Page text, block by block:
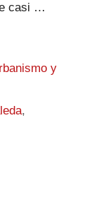
casi …
y
,